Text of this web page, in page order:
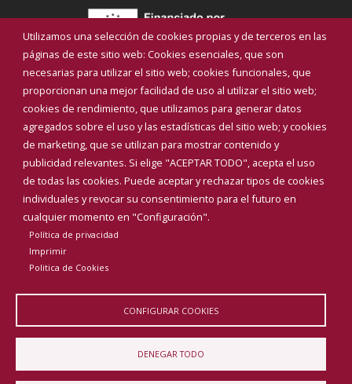
Utilizamos una selección de cookies propias y de terceros en las
páginas de este sitio web: Cookies esenciales, que son
necesarias para utilizar el sitio web; cookies funcionales, que
proporcionan una mejor facilidad de uso al utilizar el sitio web;
cookies de rendimiento, que utilizamos para generar datos
agregados sobre el uso y las estadísticas del sitio web; y cookies
de marketing, que se utilizan para mostrar contenido y
publicidad relevantes. Si elige "ACEPTAR TODO", acepta el uso
de todas las cookies. Puede aceptar y rechazar tipos de cookies
individuales y revocar su consentimiento para el futuro en
cualquier momento en "Configuración".
Política de privacidad
Imprimir
Politica de Cookies
CONFIGURAR COOKIES
DENEGAR TODO
Aviso Legal Política de privacidad
Política de Cookies
Declaración de accesibilidad